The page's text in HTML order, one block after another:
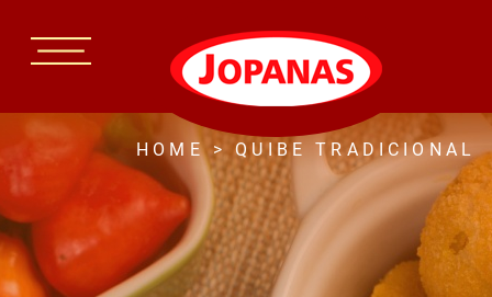
HOME>QUIBE TRADICIONAL